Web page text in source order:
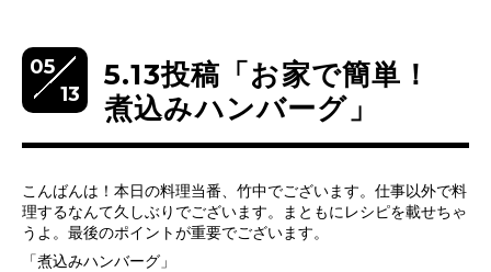
05
13
5.13投稿「お家で簡単！
煮込みハンバーグ」
こんばんは！本日の料理当番、竹中でございます。仕事以外で料
理するなんて久しぶりでございます。まともにレシピを載せちゃ
うよ。最後のポイントが重要でございます。
「煮込みハンバーグ」